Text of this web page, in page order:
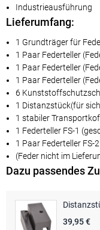
Industrieausführung
Lieferumfang:
1 Grundträger für
1 Paar Federteller
1 Paar Federteller
1 Paar Federteller
6
1 Distanzstück(für
1 stabiler
1 Federteller FS-1
1 Paar Federteller FS-
(Feder nicht im
Dazu passendes
39,95 €